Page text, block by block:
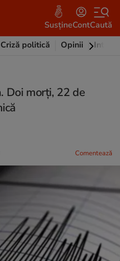
SusțineContCaută
Criză politică Opinii
Doi morţi, 22 de
Comentează